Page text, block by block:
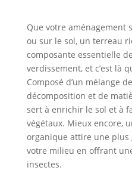
Que votre aménagement
ou sur le sol, un terreau
composante essentielle
verdissement, et c’est là
Composé d’un mélange
décomposition et de
sert à enrichir le sol et à
végétaux. Mieux encore,
organique attire une
votre milieu en offrant
insectes.